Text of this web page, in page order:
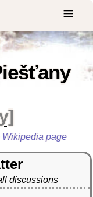
]
Wikipedia page
discussions